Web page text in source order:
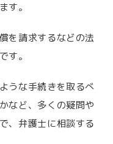
す。
を請求するなどの法
す。
うな手続きを取るべ
など、多くの疑問や
、弁護士に相談する